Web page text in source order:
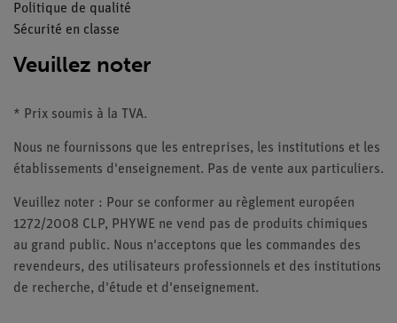
Politique de qualité
Sécurité en classe
Veuillez noter
* Prix soumis à la TVA.
Nous ne fournissons que les entreprises, les institutions et les
établissements d'enseignement. Pas de vente aux particuliers.
Veuillez noter : Pour se conformer au règlement européen
1272/2008 CLP, PHYWE ne vend pas de produits chimiques
au grand public. Nous n'acceptons que les commandes des
revendeurs, des utilisateurs professionnels et des institutions
de recherche, d'étude et d'enseignement.